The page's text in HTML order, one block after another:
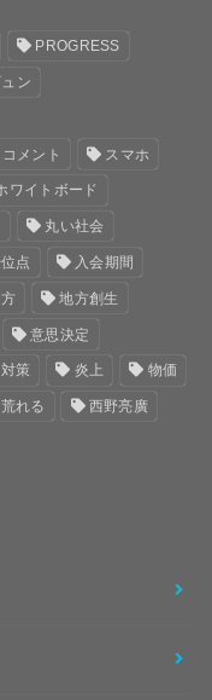
PROGRESS
ン
コメント スマホ
ワイトボード
丸い社会
点 入会期間
地方創生
意思決定
策 炎上 物価
荒れる 西野亮廣